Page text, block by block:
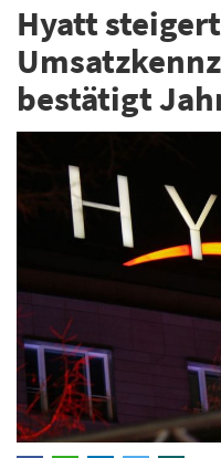
Hyatt steigert
bestätigt